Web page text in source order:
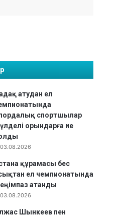
атудан ел
спортшылар
орындарға ие
03.08.2026
құрамасы бес
ел чемпионатында
атанды
03.08.2026
Шынкеев пен